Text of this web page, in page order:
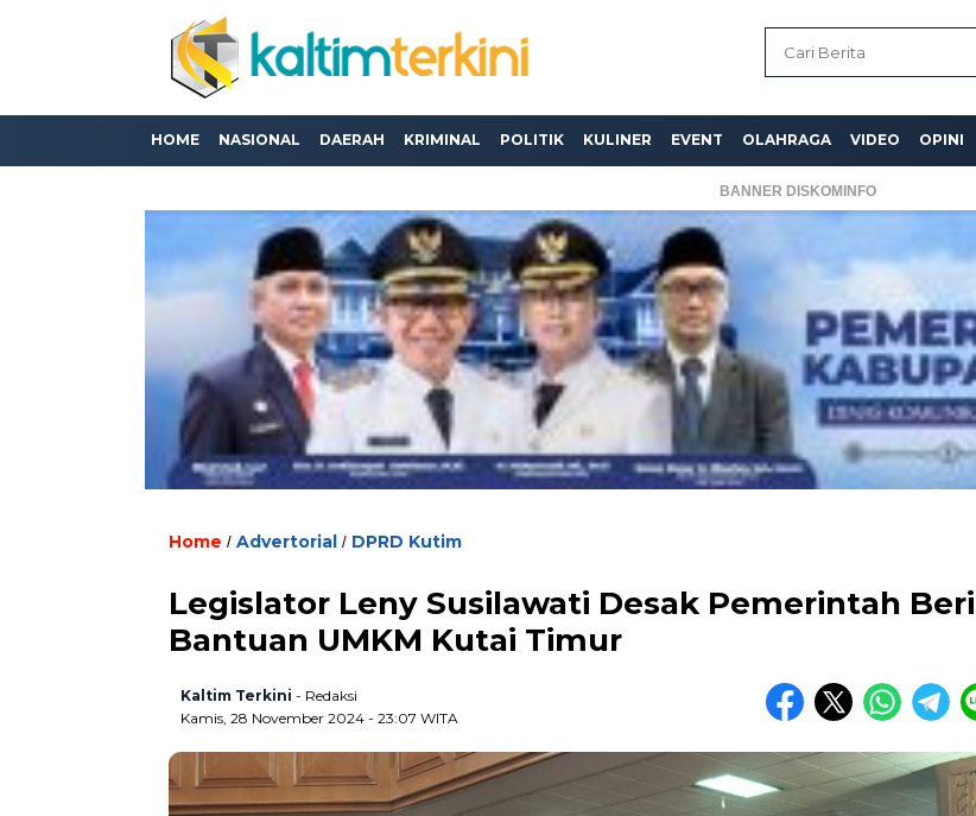
HOME NASIONAL DAERAH KRIMINAL POLITIK KULINER EVENT OLAHRAGA VIDEO OPINI
BANNER DISKOMINFO
Home / Advertorial / DPRD Kutim
Legislator Leny Susilawati Desak Pemerintah Beri
Bantuan UMKM Kutai Timur
Kaltim Terkini - Redaksi
Kamis, 28 November 2024 - 23:07 WITA